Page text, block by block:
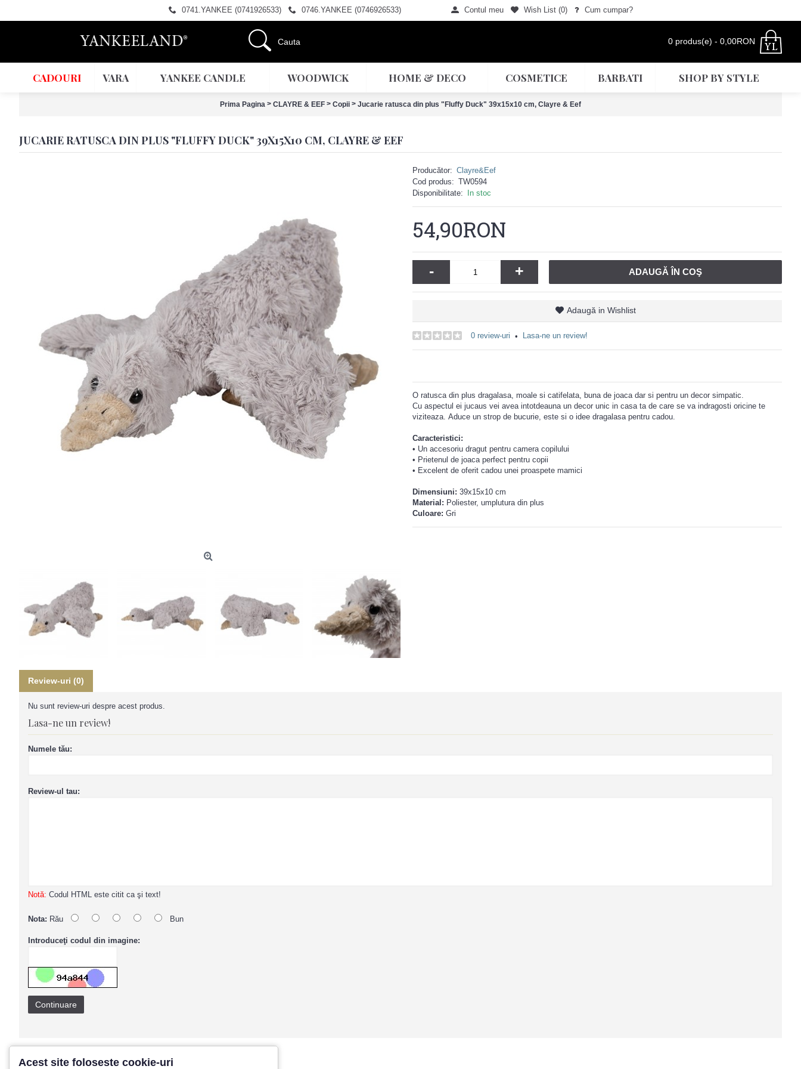
0741.YANKEE (0741926533) 0746.YANKEE (0746926533) Contul meu Wish List (0) Cum cumpar?
0 produs(e) - 0,00RON
CADOURI VARA YANKEE CANDLE WOODWICK HOME & DECO COSMETICE BARBATI SHOP BY STYLE
Prima Pagina > CLAYRE & EEF > Copii > Jucarie ratusca din plus "Fluffy Duck" 39x15x10 cm, Clayre & Eef
JUCARIE RATUSCA DIN PLUS "FLUFFY DUCK" 39X15X10 CM, CLAYRE & EEF
Producător: Clayre&Eef
Cod produs: TW0594
Disponibilitate:
In stoc
54,90RON
- + ADAUGĂ ÎN COŞ
Adaugă in Wishlist
0 review-uri • Lasa-ne un review!
O ratusca din plus dragalasa, moale si catifelata, buna de joaca dar si pentru un decor simpatic.
Cu aspectul ei jucaus vei avea intotdeauna un decor unic in casa ta de care se va indragosti oricine te
viziteaza. Aduce un strop de bucurie, este si o idee dragalasa pentru cadou.
Caracteristici:
• Un accesoriu dragut pentru camera copilului
• Prietenul de joaca perfect pentru copii
• Excelent de oferit cadou unei proaspete mamici
Dimensiuni: 39x15x10 cm
Material: Poliester, umplutura din plus
Culoare: Gri
Review-uri (0)
Nu sunt review-uri despre acest produs.
Lasa-ne un review!
Numele tău:
Review-ul tau:
Notă: Codul HTML este citit ca şi text!
Nota: Rău Bun
Introduceţi codul din imagine:
Continuare
Acest site foloseste cookie-uri